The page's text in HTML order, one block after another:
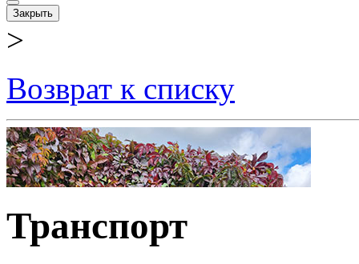
Закрыть
>
Возврат к списку
Транспорт